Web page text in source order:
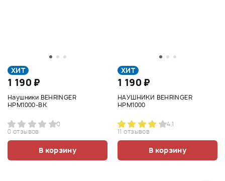
ХИТ
1 190 ₽
Наушники BEHRINGER
HPM1000-BK
0
0 отзывов
В корзину
ХИТ
1 190 ₽
НАУШНИКИ BEHRINGER
HPM1000
4.1
11 отзывов
В корзину